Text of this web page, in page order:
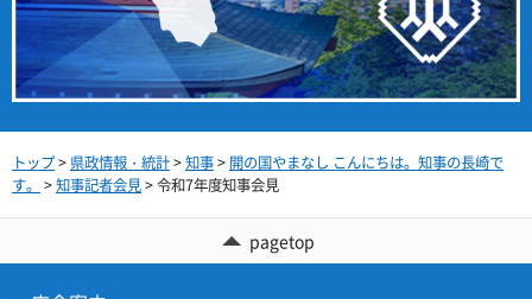
トップ> 県政情報・統計>知事> 開の国やまなし こんにちは。知事の長崎で
す。 >知事記者会見> 令和7年度知事会見
pagetop